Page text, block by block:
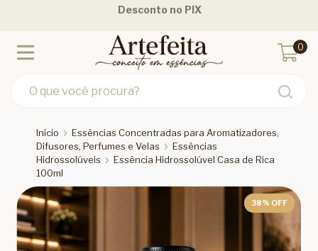
Desconto no PIX
0
Início
Essências Concentradas para Aromatizadores,
Difusores, Perfumes e Velas
Essências
Hidrossolúveis
Essência Hidrossolúvel Casa de Rica
100ml
38% OFF